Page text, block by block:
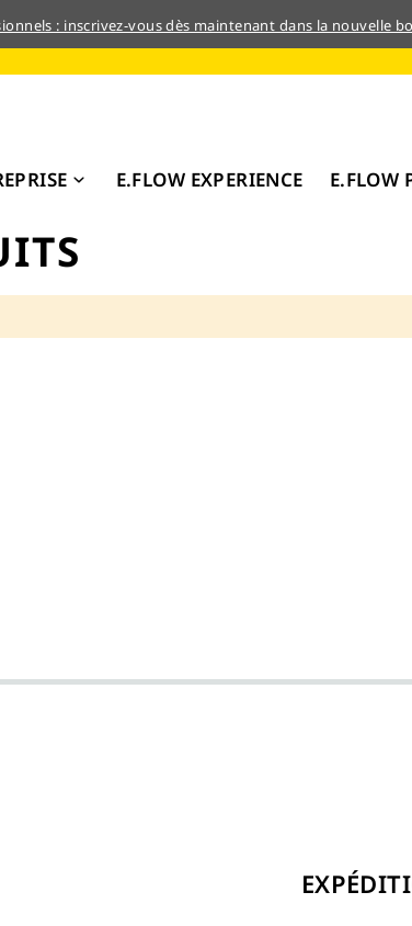
: inscrivez-vous dès maintenant dans la nouvelle
E.FLOW EXPERIENCE E.FLOW